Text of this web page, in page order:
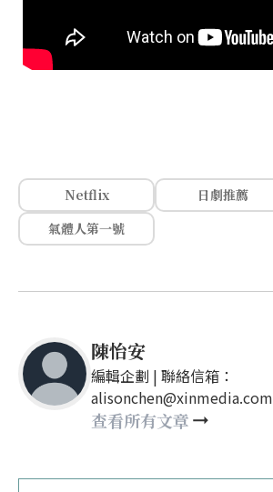
Netflix
日劇推薦
氣體人第一號
陳怡安
編輯企劃 | 聯絡信箱：
alisonchen@xinmedia.com
查看所有文章